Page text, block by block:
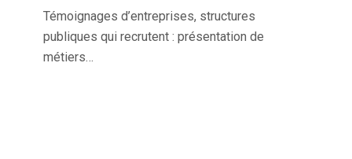
Témoignages d’entreprises, structures
publiques qui recrutent : présentation de
métiers…